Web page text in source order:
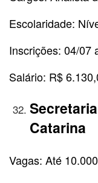
Escolaridade:
Inscrições: 04/07
Salário: R$
Catarina
Vagas: Até 10.000